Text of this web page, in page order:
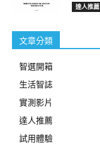
達人推薦
文章分類
智選開箱
生活智誌
實測影片
達人推薦
試用體驗